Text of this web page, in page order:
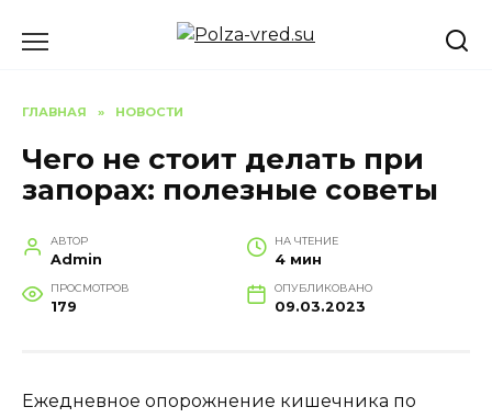
ГЛАВНАЯ » НОВОСТИ
Чего не стоит делать при
запорах: полезные советы
АВТОР
Admin
НА ЧТЕНИЕ
4 мин
ПРОСМОТРОВ
179
ОПУБЛИКОВАНО
09.03.2023
Ежедневное опорожнение кишечника по